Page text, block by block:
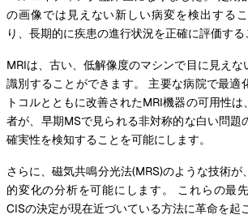
の画像では見えない新しい病変を検出する
り、長期的に疾患の進行状況を正確に評価する
MRIは、古い、低解像度のマシンで目に見えな
識別することができます。 主要な病院で最適
トコルとともに改善されたMRI機器の可用性
者が、早期MSで見られる非対称的な白い問題
確実性を検知することを可能にします。
さらに、磁気共鳴分光法(MRS)のような技術
的変化の分析を可能にします。 これらの最
CISの決定が現在近づいている方法に革命を起